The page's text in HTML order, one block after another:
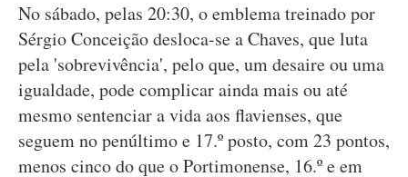
No sábado, pelas 20:30, o emblema treinado por
Sérgio Conceição desloca-se a Chaves, que luta
pela 'sobrevivência', pelo que, um desaire ou uma
igualdade, pode complicar ainda mais ou até
mesmo sentenciar a vida aos flavienses, que
seguem no penúltimo e 17.º posto, com 23 pontos,
menos cinco do que o Portimonense, 16.º e em